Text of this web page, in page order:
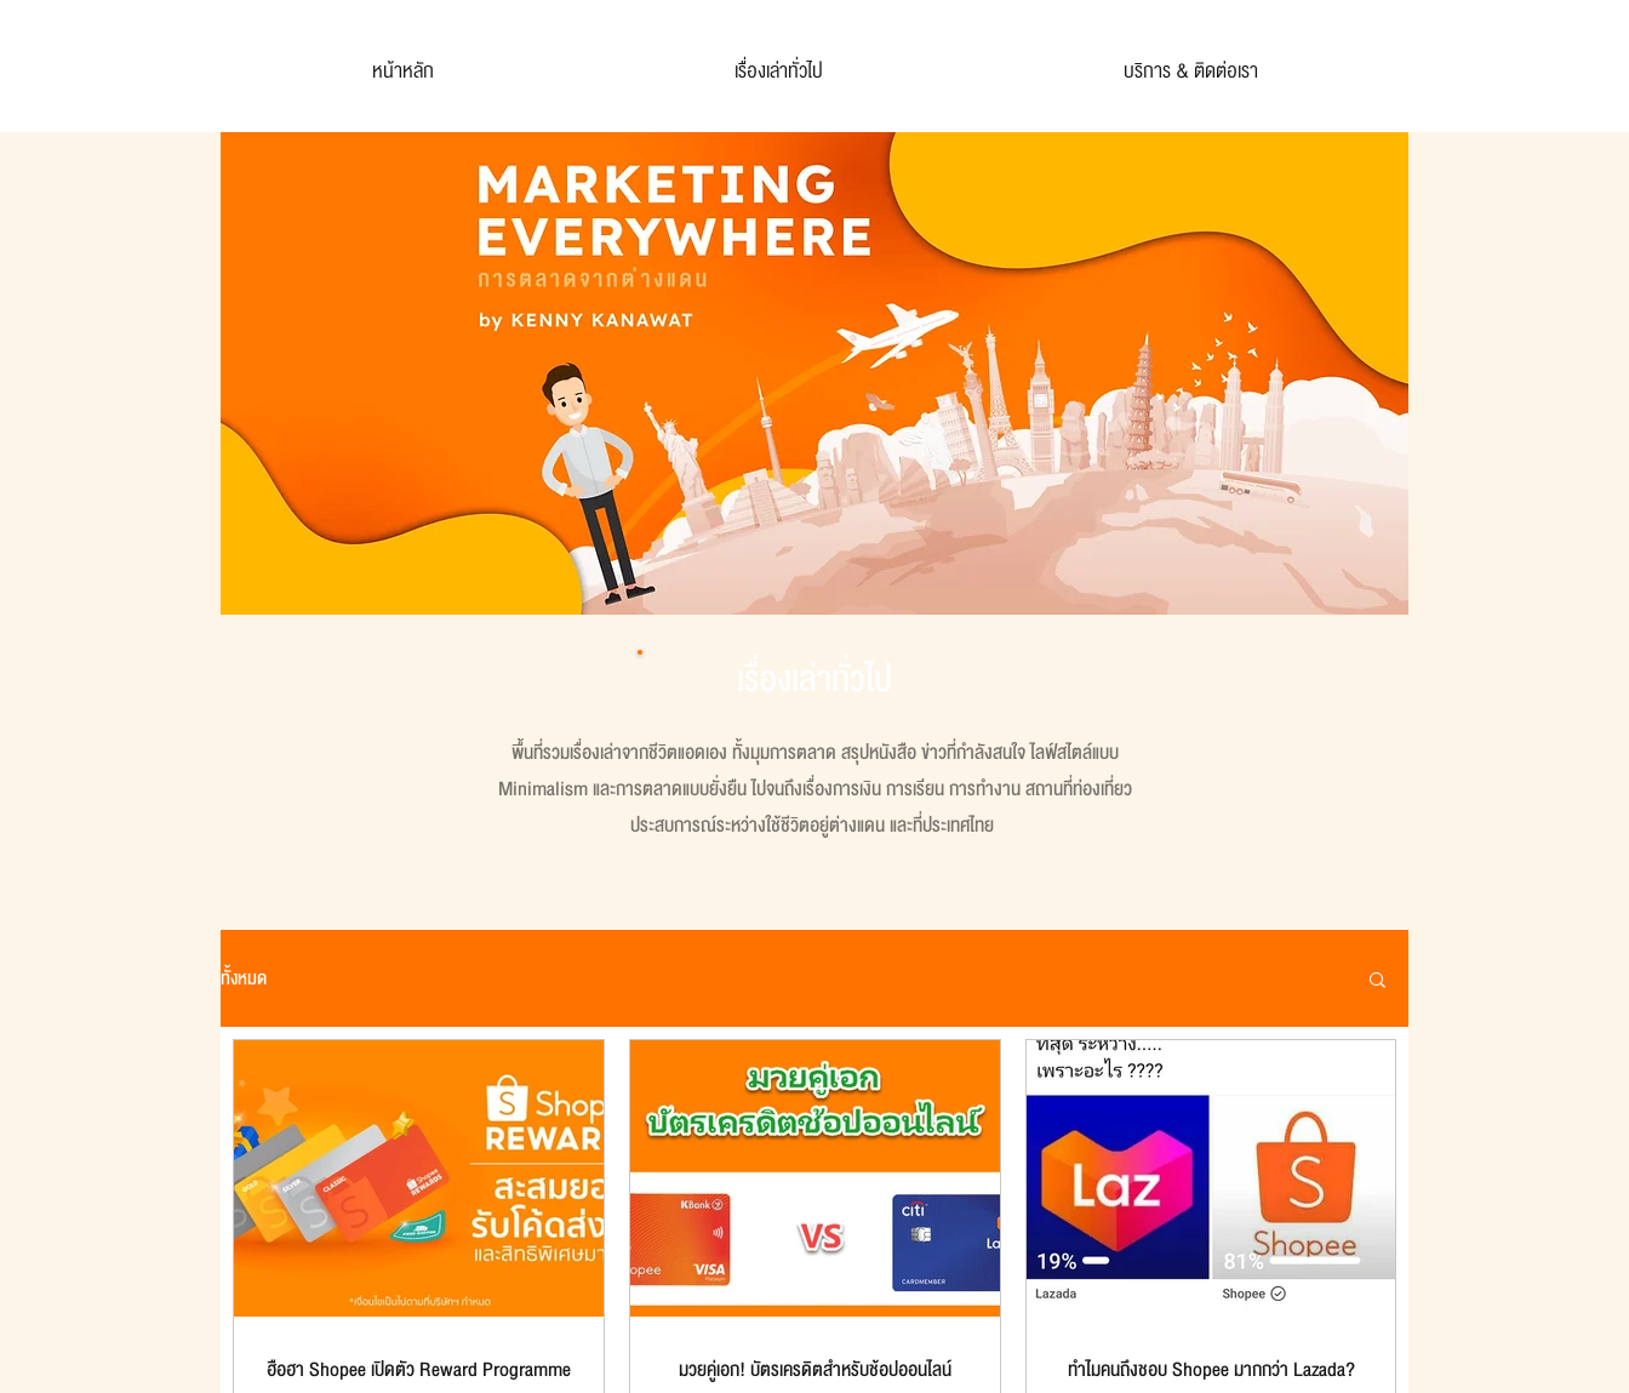
หน้าหลัก เรื่องเล่าทั่วไป บริการ & ติดต่อเรา
พื้นที่รวมเรื่องเล่าจากชีวิตแอดเอง ทั้งมุมการตลาด สรุปหนังสือ ข่าวที่กำลังสนใจ ไลฟ์สไตล์แบบ
Minimalism และการตลาดแบบยั่งยืน ไปจนถึงเรื่องการเงิน การเรียน การทำงาน สถานที่ท่องเที่ยว
ประสบการณ์ระหว่างใช้ชีวิตอยู่ต่างแดน และที่ประเทศไทย
ทั้งหมด
ฮือฮา Shopee เปิดตัว Reward Programme มวยคู่เอก! บัตรเครดิตสำหรับช้อปออนไลน์ ทำไมคนถึงชอบ Shopee มากกว่า Lazada?